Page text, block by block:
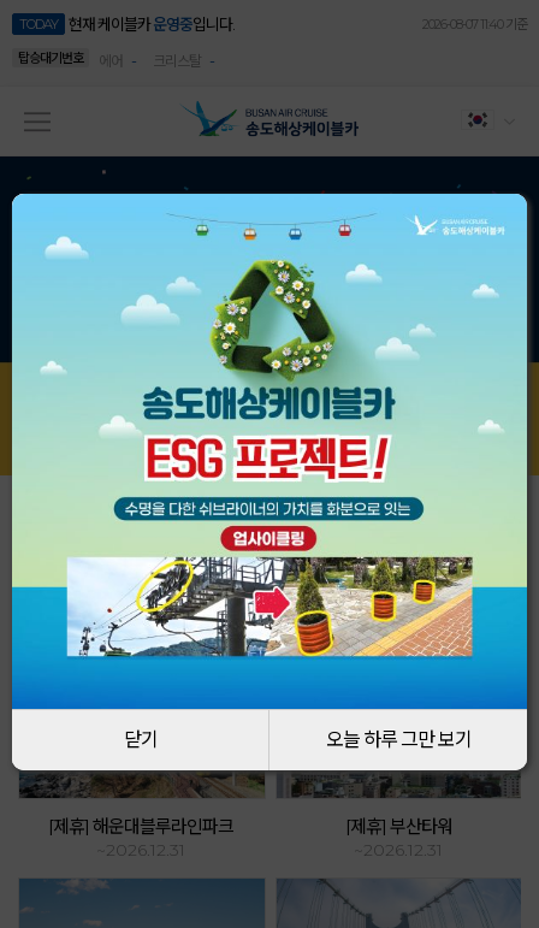
TODAY 현재 케이블카운영중입니다.
2026-08-07 11:40 기준
탑승대기번호
에어 - 크리스탈 -
Event & Promotion
케이블카를 더욱 특별하게 즐기는 방법!
[제휴] 해운대블루라인파크
~2026.12.31
[제휴] 부산타워
~2026.12.31
닫기 오늘 하루 그만 보기
닫기 오늘 하루 그만 보기